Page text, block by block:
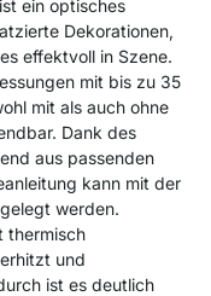
ein optisches
Dekorationen,
effektvoll in Szene.
mit bis zu 35
mit als auch ohne
Dank des
aus passenden
kann mit der
werden.
thermisch
und
ist es deutlich